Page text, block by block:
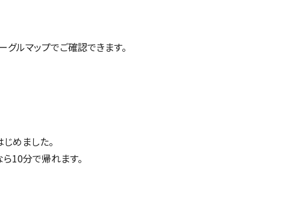
グルマップでご確認できます。
めました。
10分で帰れます。